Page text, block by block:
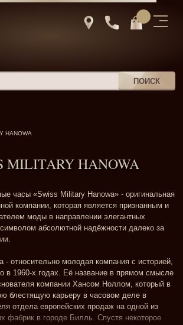
HANOWA
MILITARY HANOWA
часы «Swiss Military Hanowa» - оригинальная
компании, которая является признанным и
моды в направлении элегантных
абсолютной надёжности далеко за
- относительно молодая компания с историей,
в 1960-х годах. Её название в прямом смысле
компании Хансом Ноллом, который в
блестящую карьеру в часовом деле в
отдела европейских продаж на одной из
фабрик в городе Билль. Спустя некоторое